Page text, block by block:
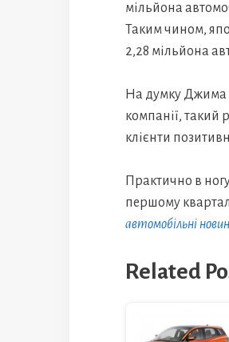
мільйона
Таким чином,
2,28 мільйона
На думку Джима
компанії, такий
клієнти
Практично в
першому
автомобільні
Related